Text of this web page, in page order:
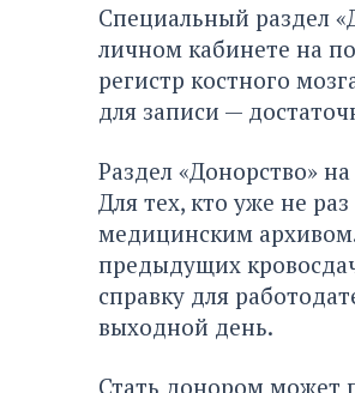
Специальный раздел
личном кабинете на
регистр костного
для записи —
Раздел «Донорство»
Для тех, кто уже не
медицинским
предыдущих
справку для
выходной день.
Стать донором может